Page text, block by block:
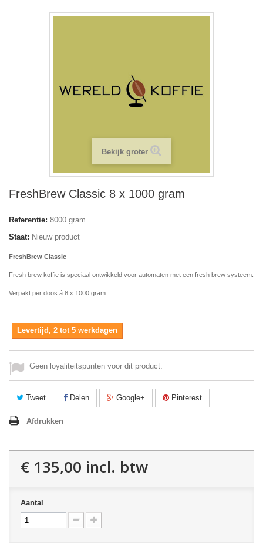
Bekijk groter
FreshBrew Classic 8 x 1000 gram
Referentie: 8000 gram
Staat: Nieuw product
FreshBrew Classic
Fresh brew koffie is speciaal ontwikkeld voor automaten met een fresh brew systeem.
Verpakt per doos á 8 x 1000 gram.
Levertijd, 2 tot 5 werkdagen
Geen loyaliteitspunten voor dit product.
Tweet Delen Google+ Pinterest
Afdrukken
€ 135,00 incl. btw
Aantal